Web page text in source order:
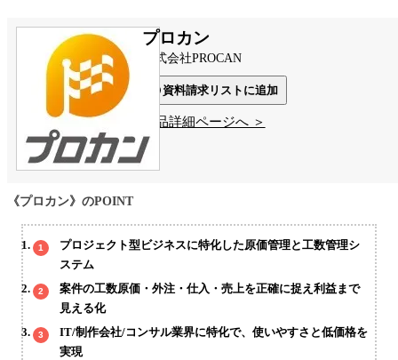
プロカン
株式会社PROCAN
資料請求リストに追加
製品詳細ページへ ＞
《プロカン》のPOINT
プロジェクト型ビジネスに特化した原価管理と工数管理シ
ステム
案件の工数原価・外注・仕入・売上を正確に捉え利益まで
見える化
IT/制作会社/コンサル業界に特化で、使いやすさと低価格を
実現